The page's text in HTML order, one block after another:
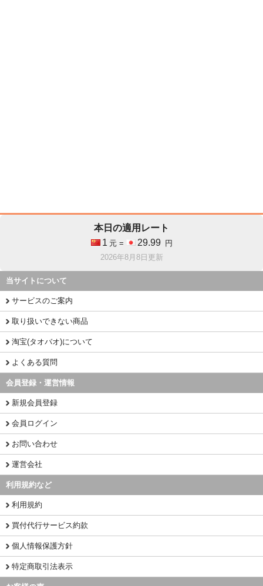
本日の適用レート
1 元 = 29.99
円
2026年8月8日更新
当サイトについて
サービスのご案内
取り扱いできない商品
淘宝(タオバオ)について
よくある質問
会員登録・運営情報
新規会員登録
会員ログイン
お問い合わせ
運営会社
利用規約など
利用規約
買付代行サービス約款
個人情報保護方針
特定商取引法表示